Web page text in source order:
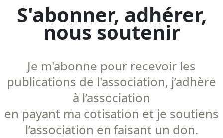
S'abonner, adhérer,
nous soutenir
Je m'abonne pour recevoir les
publications de l'association, j’adhère
à l’association
en payant ma cotisation et je soutiens
l’association en faisant un don.